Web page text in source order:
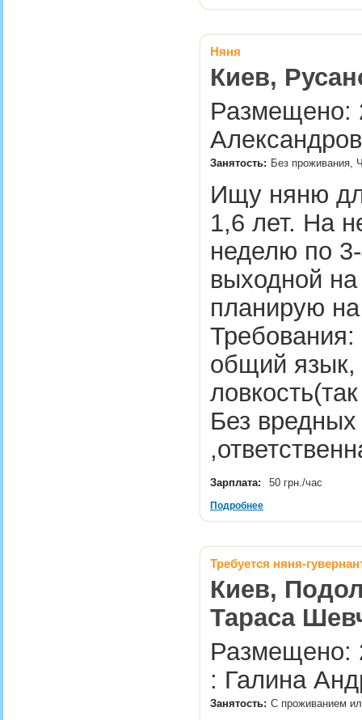
Няня
Киев,
Размещено:
Занятость: Без проживания,
Ищу няню
1,6 лет. На
неделю по
выходной
планирую
общий язык,
Без
Зарплата: 50 грн./час
Подробнее
Требуется няня-
Киев,
Тараса
Размещено:
: Галина
Занятость: С проживанием